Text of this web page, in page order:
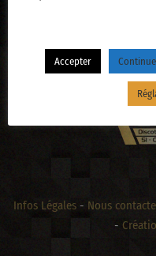
« PRÉCÉDENT
Infos Légales - Nous
-
Accepter